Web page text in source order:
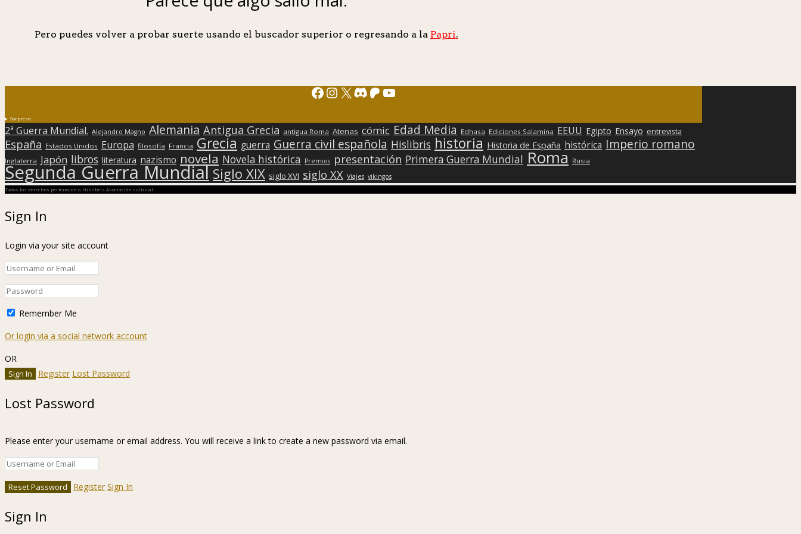
Pero puedes volver a probar suerte usando el buscador superior o regresando a la Papri.
Facebook
Instagram
X Discord
Patreon
YouTube
Sorpresa
2ª Guerra Mundial. Alejandro Magno Alemania Antigua Grecia antigua Roma Atenas cómic Edad Media Edhasa Ediciones Salamina EEUU Egipto Ensayo entrevista
España Estados Unidos Europa filosofía Francia Grecia guerra Guerra civil española Hislibris historia Historia de España histórica Imperio romano
Inglaterra Japón libros literatura nazismo novela Novela histórica Premios presentación Primera Guerra Mundial Roma Rusia
Segunda Guerra Mundial Siglo XIX siglo XVI siglo XX Viajes vikingos
Todos los derechos pertenecen a Hislibris Asociación cultural
Sign In
Login via your site account
Remember Me
Or login via a social network account
OR
Register Lost Password
Lost Password
Please enter your username or email address. You will receive a link to create a new password via email.
Register Sign In
Sign In